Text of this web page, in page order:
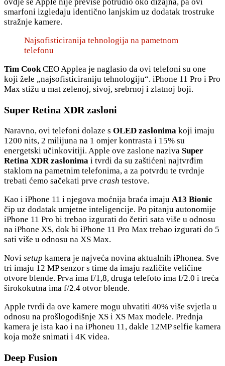
ovdje se Apple nije previše potrudio oko dizajna, pa ovi
smarfoni izgledaju identično lanjskim uz dodatak trostruke
stražnje kamere.
Najsofisticiranija tehnologija na pametnom
telefonu
Tim CookCEO Applea je naglasio da ovi telefoni su one
koji žele „najsofisticiraniju tehnologiju“. iPhone 11 Pro i Pro
Max stižu u mat zelenoj, sivoj, srebrnoj i zlatnoj boji.
Super Retina XDR zasloni
Naravno, ovi telefoni dolaze s OLED zaslonima koji imaju
1200 nits, 2 milijuna na 1 omjer kontrasta i 15% su
energetski učinkovitiji. Apple ove zaslone naziva Super
Retina XDR zaslonima i tvrdi da su zaštićeni najtvrđim
staklom na pametnim telefonima, a za potvrdu te tvrdnje
trebati ćemo sačekati prve crash testove.
Kao i iPhone 11 i njegova moćnija braća imaju A13 Bionic
čip uz dodatak umjetne inteligencije. Po pitanju autonomije
iPhone 11 Pro bi trebao izgurati do četiri sata više u odnosu
na iPhone XS, dok bi iPhone 11 Pro Max trebao izgurati do 5
sati više u odnosu na XS Max.
Novi setup kamera je najveća novina aktualnih iPhonea. Sve
tri imaju 12 MP senzor s time da imaju različite veličine
otvore blende. Prva ima f/1,8, druga telefoto ima f/2.0 i treća
širokokutna ima f/2.4 otvor blende.
Apple tvrdi da ove kamere mogu uhvatiti 40% više svjetla u
odnosu na prošlogodišnje XS i XS Max modele. Prednja
kamera je ista kao i na iPhoneu 11, dakle 12MP selfie kamera
koja može snimati i 4K videa.
Deep Fusion